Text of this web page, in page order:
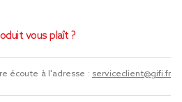
vous plaît ?
écoute à l'adresse : serviceclient@gifi.fr